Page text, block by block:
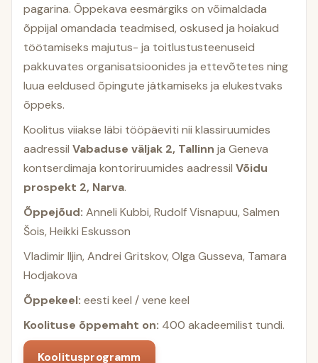
pagarina. Õppekava eesmärgiks on võimaldada
õppijal omandada teadmised, oskused ja hoiakud
töötamiseks majutus- ja toitlustusteenuseid
pakkuvates organisatsioonides ja ettevõtetes ning
luua eeldused õpingute jätkamiseks ja elukestvaks
õppeks.
Koolitus viiakse läbi tööpäeviti nii klassiruumides
aadressil Vabaduse väljak 2, Tallinn ja Geneva
kontserdimaja kontoriruumides aadressil Võidu
prospekt 2, Narva.
Õppejõud: Anneli Kubbi, Rudolf Visnapuu, Salmen
Šois, Heikki Eskusson
Vladimir Iljin, Andrei Gritskov, Olga Gusseva, Tamara
Hodjakova
Õppekeel: eesti keel / vene keel
Koolituse õppemaht on: 400 akadeemilist tundi.
Koolitusprogramm